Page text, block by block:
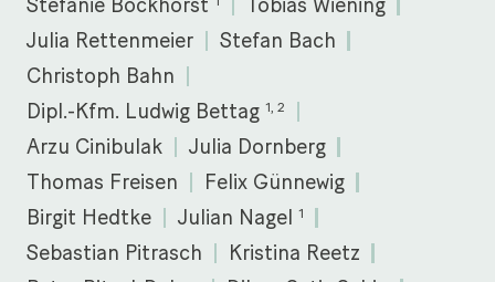
Julia Rettenmeier
Stefan Bach
Christoph Bahn
Dipl.-Kfm. Ludwig Bettag 1, 2
Arzu Cinibulak
Julia Dornberg
Thomas Freisen
Felix Günnewig
Birgit Hedtke
Julian Nagel 1
Sebastian Pitrasch
Kristina Reetz